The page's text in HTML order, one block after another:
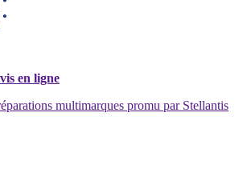
en ligne
multimarques promu par Stellantis